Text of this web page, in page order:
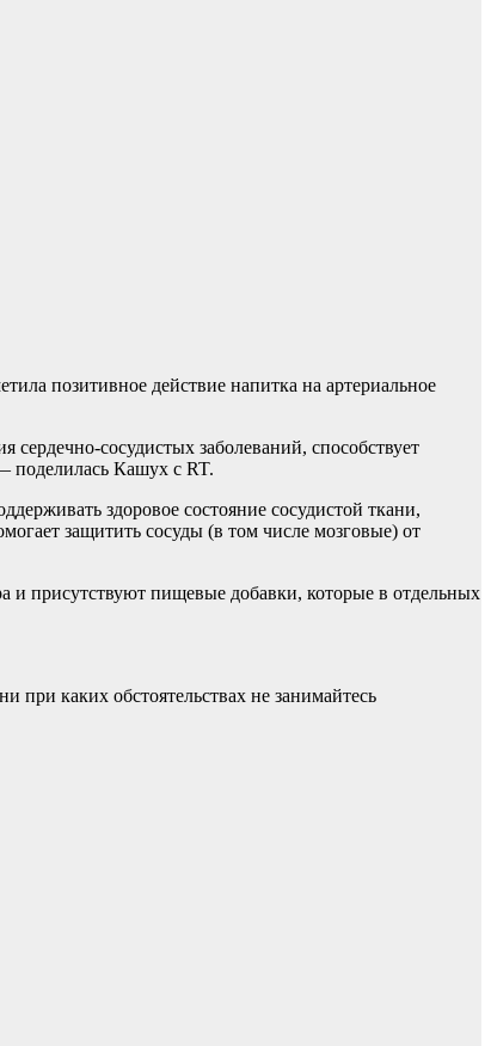
позитивное действие напитка на артериальное
сосудистых заболеваний, способствует
поделилась Кашух с RT.
здоровое состояние сосудистой ткани,
защитить сосуды (в том числе мозговые) от
и присутствуют пищевые добавки, которые в отдельных
каких обстоятельствах не занимайтесь